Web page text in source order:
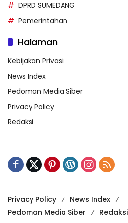
DPRD SUMEDANG
Pemerintahan
Halaman
Kebijakan Privasi
News Index
Pedoman Media Siber
Privacy Policy
Redaksi
Privacy Policy
News Index
Pedoman Media Siber
Redaksi